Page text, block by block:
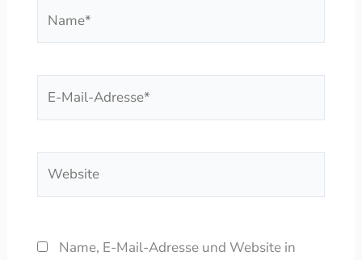
Mail-
Name, E-Mail-Adresse und Website in